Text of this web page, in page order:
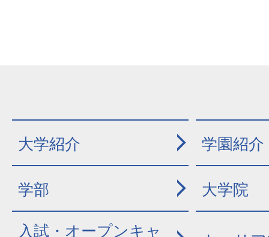
大学紹介 学園紹介
学部 大学院
入試・オープンキャ